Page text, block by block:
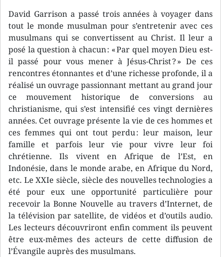
David Garrison a passé trois années à voyager dans
tout le monde musulman pour s’entretenir avec ces
musulmans qui se convertissent au Christ. Il leur a
posé la question à chacun : « Par quel moyen Dieu est-
il passé pour vous mener à Jésus-Christ ? » De ces
rencontres étonnantes et d’une richesse profonde, il a
réalisé un ouvrage passionnant mettant au grand jour
ce mouvement historique de conversions au
christianisme, qui s’est intensifié ces vingt dernières
années. Cet ouvrage présente la vie de ces hommes et
ces femmes qui ont tout perdu : leur maison, leur
famille et parfois leur vie pour vivre leur foi
chrétienne. Ils vivent en Afrique de l’Est, en
Indonésie, dans le monde arabe, en Afrique du Nord,
etc. Le XXIe siècle, siècle des nouvelles technologies a
été pour eux une opportunité particulière pour
recevoir la Bonne Nouvelle au travers d’Internet, de
la télévision par satellite, de vidéos et d’outils audio.
Les lecteurs découvriront enfin comment ils peuvent
être eux-mêmes des acteurs de cette diffusion de
l’Évangile auprès des musulmans.